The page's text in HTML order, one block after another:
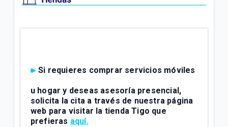
Si requieres comprar servicios móviles
u hogar y deseas asesoría presencial,
solicita la cita a través de nuestra página
web para visitar la tienda Tigo que
prefieras aquí.